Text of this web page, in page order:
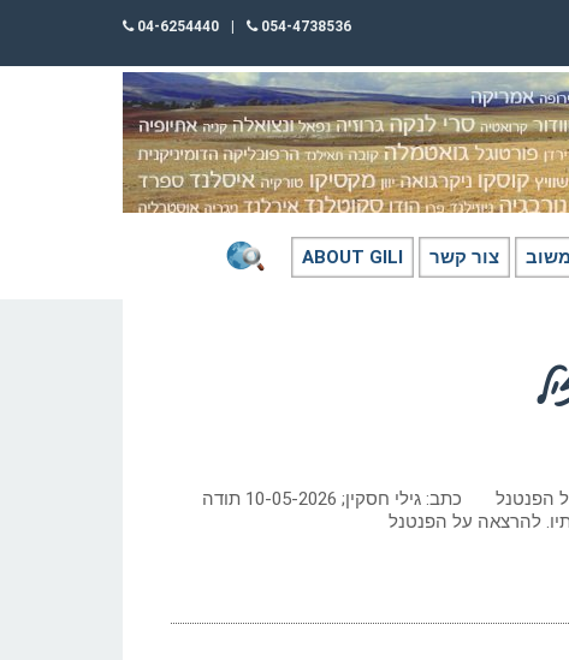
054-4738536
04-6254440
משוב צור קשר ABOUT GILI
הפנים האנושיות של הפנטנל כתב: גילי חסקין; 10-05-2026 תודה
להרצאה על הפנטנל